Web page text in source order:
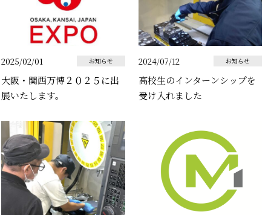
2025/02/01 お知らせ
大阪・関西万博２０２５に出
展いたします。
2024/07/12 お知らせ
高校生のインターンシップを
受け入れました